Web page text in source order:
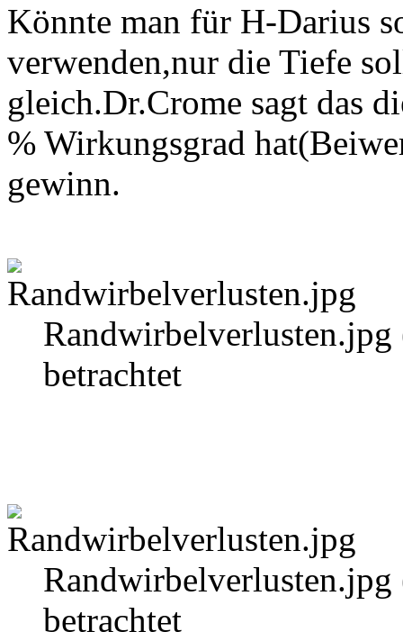
Könnte man für H-Darius
verwenden,nur die Tiefe
gleich.Dr.Crome sagt das
% Wirkungsgrad
gewinn.
betrachtet
betrachtet